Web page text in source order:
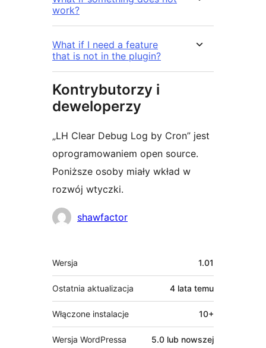
work?
What if I need a feature
that is not in the plugin?
Kontrybutorzy i
deweloperzy
„LH Clear Debug Log by Cron” jest
oprogramowaniem open source.
Poniższe osoby miały wkład w
rozwój wtyczki.
Zaangażowani
shawfactor
Meta
Wersja 1.01
Ostatnia aktualizacja 4 lata temu
Włączone instalacje 10+
Wersja WordPressa 5.0 lub nowszej